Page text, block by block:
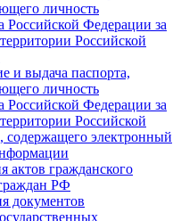
личность
Российской Федерации за
Российской
и выдача паспорта,
личность
Российской Федерации за
Российской
содержащего электронный
актов гражданского
РФ
документов